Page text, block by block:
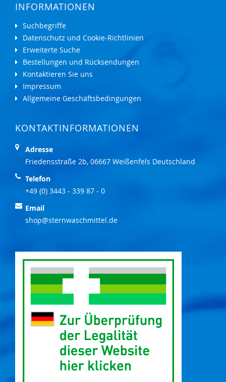
INFORMATIONEN
Suchbegriffe
Datenschutz und Cookie-Richtlinien
Erweiterte Suche
Bestellungen und Rücksendungen
Kontaktieren Sie uns
Impressum
Allgemeine Geschäftsbedingungen
KONTAKTINFORMATIONEN
Adresse
Friedensstraße 2b, 06667 Weißenfels Deutschland
Telefon
+49 (0) 3443 - 339 87 - 0
Email
shop@sternwaschmittel.de